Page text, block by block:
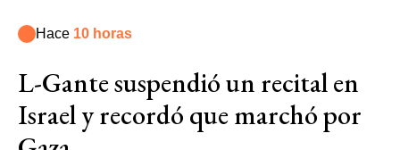
Hace 10 horas
L-Gante suspendió un recital en
Israel y recordó que marchó por